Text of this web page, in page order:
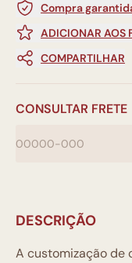
Compra
ADICIONAR AOS
COMPARTILHAR
CONSULTAR FRETE
DESCRIÇÃO
A customização de